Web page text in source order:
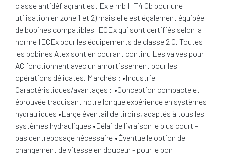
classe antidéflagrant est Ex e mb II T4 Gb pour une
utilisation en zone 1 et 2) mais elle est également équipée
de bobines compatibles IECEx qui sont certifiés selon la
norme IECEx pour les équipements de classe 2 G. Toutes
les bobines Atex sont en courant continu Les valves pour
AC fonctionnent avec un amortissement pour les
opérations délicates. Marchés : •Industrie
Caractéristiques/avantages : •Conception compacte et
éprouvée traduisant notre longue expérience en systèmes
hydrauliques •Large éventail de tiroirs, adaptés à tous les
systèmes hydrauliques •Délai de livraison le plus court –
pas d'entreposage nécessaire •Éventuelle option de
changement de vitesse en douceur - pour le bon